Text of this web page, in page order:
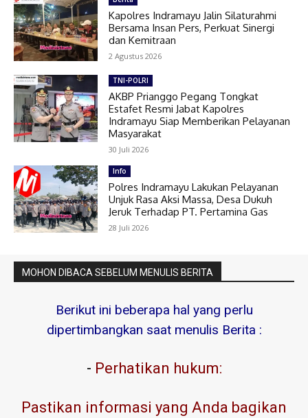
Kapolres Indramayu Jalin Silaturahmi
Bersama Insan Pers, Perkuat Sinergi
dan Kemitraan
2 Agustus 2026
TNI-POLRI
AKBP Prianggo Pegang Tongkat
Estafet Resmi Jabat Kapolres
Indramayu Siap Memberikan Pelayanan
Masyarakat
30 Juli 2026
Info
Polres Indramayu Lakukan Pelayanan
Unjuk Rasa Aksi Massa, Desa Dukuh
Jeruk Terhadap PT. Pertamina Gas
28 Juli 2026
MOHON DIBACA SEBELUM MENULIS BERITA
Berikut ini beberapa hal yang perlu
dipertimbangkan saat menulis Berita :
- Perhatikan hukum:
Pastikan informasi yang Anda bagikan